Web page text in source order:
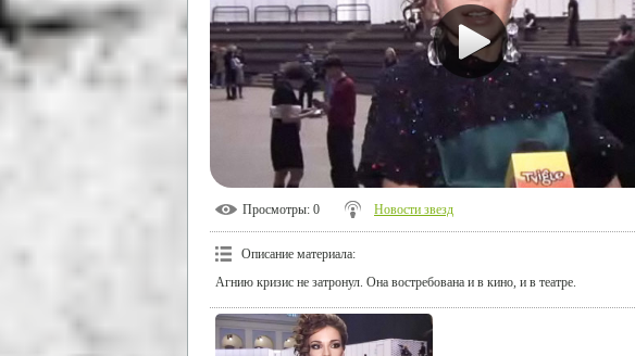
Просмотры: 0 Новости звезд
Описание материала:
Агнию кризис не затронул. Она востребована и в кино, и в театре.